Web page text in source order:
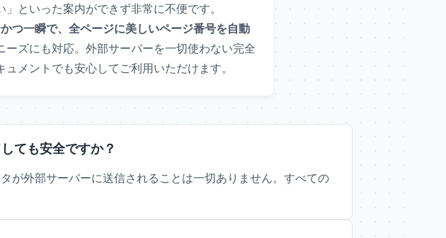
といった案内ができず非常に不便です。
つ一瞬で、全ページに美しいページ番号を自動
ズにも対応。外部サーバーを一切使わない完全
メントでも安心してご利用いただけます。
ても安全ですか？
が外部サーバーに送信されることは一切ありません。すべての